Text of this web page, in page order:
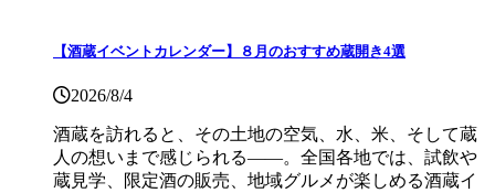
【酒蔵イベントカレンダー】８月のおすすめ蔵開き4選
2026/8/4
酒蔵を訪れると、その土地の空気、水、米、そして蔵
人の想いまで感じられる——。全国各地では、試飲や
蔵見学、限定酒の販売、地域グルメが楽しめる酒蔵イ